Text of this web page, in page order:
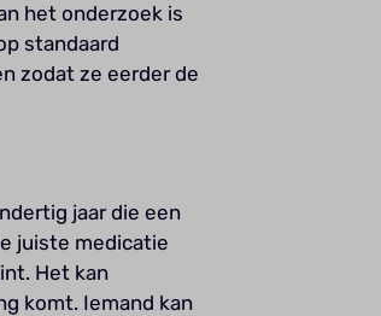
het onderzoek is
standaard
zodat ze eerder de
jaar die een
juiste medicatie
Het kan
komt. Iemand kan